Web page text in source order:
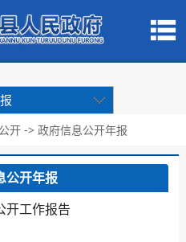
开 -> 政府信息公开年报
公开年报
开工作报告